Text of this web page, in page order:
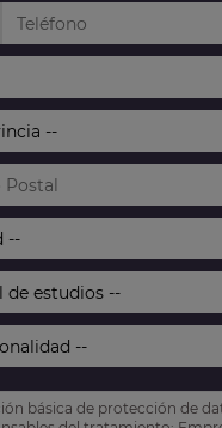
básica de protección de